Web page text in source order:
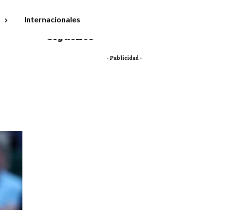
Internacionales
Síguenos
- Publicidad -